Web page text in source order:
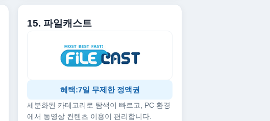
15. 파일캐스트
혜택:7일 무제한 정액권
세분화된 카테고리로 탐색이 빠르고, PC 환경
에서 동영상 컨텐츠 이용이 편리합니다.